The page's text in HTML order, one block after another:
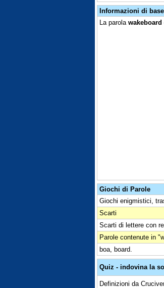
Informazioni di base
La parola wakeboard
Giochi di Parole
Giochi enigmistici,
Scarti
Scarti di lettere con
Parole contenute in
boa, board.
Quiz - indovina la
Definizioni da